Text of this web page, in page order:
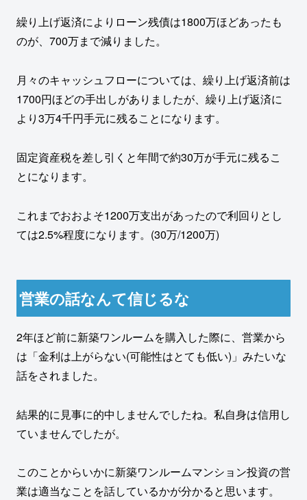
繰り上げ返済によりローン残債は1800万ほどあったも
のが、700万まで減りました。
月々のキャッシュフローについては、繰り上げ返済前は
1700円ほどの手出しがありましたが、繰り上げ返済に
より3万4千円手元に残ることになります。
固定資産税を差し引くと年間で約30万が手元に残るこ
とになります。
これまでおおよそ1200万支出があったので利回りとし
ては2.5%程度になります。(30万/1200万)
営業の話なんて信じるな
2年ほど前に新築ワンルームを購入した際に、営業から
は「金利は上がらない(可能性はとても低い)」みたいな
話をされました。
結果的に見事に的中しませんでしたね。私自身は信用し
ていませんでしたが。
このことからいかに新築ワンルームマンション投資の営
業は適当なことを話しているかが分かると思います。